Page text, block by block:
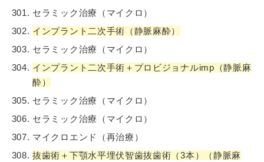
セラミック治療（マイクロ）
インプラント二次手術（静脈麻酔）
セラミック治療（マイクロ）
インプラント二次手術＋プロビジョナルimp（静脈麻
酔）
セラミック治療（マイクロ）
セラミック治療（マイクロ）
マイクロエンド（再治療）
抜歯術＋下顎水平埋伏智歯抜歯術（3本）（静脈麻